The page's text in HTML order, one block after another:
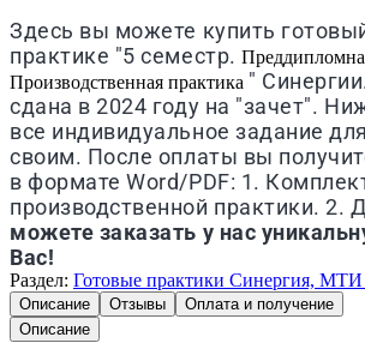
Здесь вы можете купить
практике "5 семестр.
Производственная практика "
сдана в 2024 году на "зачет".
все индивидуальное задание
своим. После оплаты вы
в формате Word/PDF: 1.
производственной практики. 2.
можете заказать у нас
Вас!
Раздел: Готовые практики Синергия,
Описание Отзывы
Оплата и получение
Описание